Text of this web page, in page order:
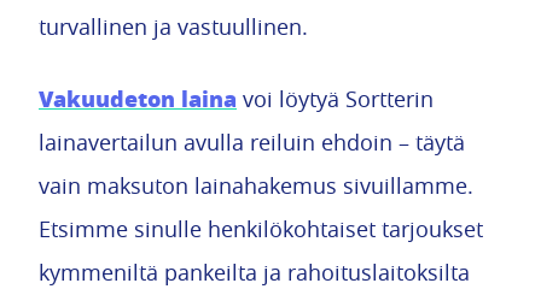
turvallinen ja vastuullinen.
Vakuudeton laina voi löytyä Sortterin
lainavertailun avulla reiluin ehdoin – täytä
vain maksuton lainahakemus sivuillamme.
Etsimme sinulle henkilökohtaiset tarjoukset
kymmeniltä pankeilta ja rahoituslaitoksilta